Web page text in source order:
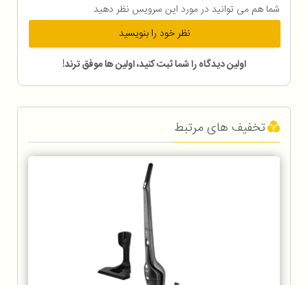
شما هم می توانید در مورد این سرویس نظر دهید
نظر خود را بنویسید
اولین دیدگاه را شما ثبت کنید، اولین ها موفق ترند!
تخفیف های مرتبط